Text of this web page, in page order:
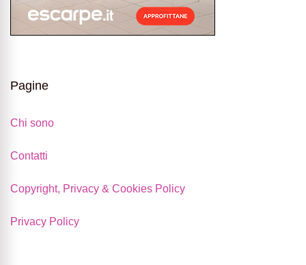
Pagine
Chi sono
Contatti
Copyright, Privacy & Cookies Policy
Privacy Policy